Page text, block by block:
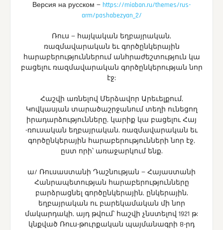
Версия на русском — https://miaban.ru/themes/rus-
arm/pashabezyan_2/
Ռուս — հայկական եղբայրական,
ռազմավարական եւ գործընկերային
հարաբերություններում անհրաժեշտություն կա
բացելու ռազմավարական գործընկերության նոր
էջ:
Հաշվի առնելով Մերձավոր Արեւելքում,
Կովկասյան տարածաշրջանում տեղի ունեցող
իրադարձությունները, կարիք կա բացելու Հայ
-ռուսական եղբայրական, ռազմավարական եւ
գործընկերային հարաբերությունների նոր էջ,
ըստ որի՝ առաջարկում ենք.
ա/ Ռուսաստանի Դաշնության — Հայաստանի
Հանրապետության հարաբերությունները
բարձրացնել գործընկերային, ընկերային,
եղբայրական ու բարեկամական մի նոր
մակարդակի, այդ թվում՝ հաշվի չնստելով 1921 թ:
կնքված Ռուս-թուրքական պայմանագրի 8-րդ